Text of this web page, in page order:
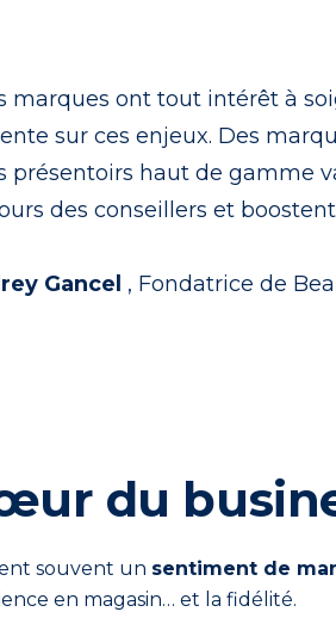
marques ont tout intérêt à
sur ces enjeux. Des
présentoirs haut de gamme
des conseillers et
Gancel , Fondatrice de
du
souvent un sentiment de
en magasin… et la fidélité.